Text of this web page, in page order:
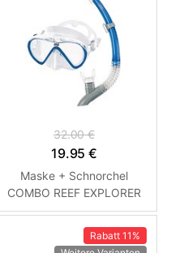
32.00 €
19.95 €
Maske + Schnorchel
COMBO REEF EXPLORER
Zoggs - Schnorchelset
Rabatt 11%